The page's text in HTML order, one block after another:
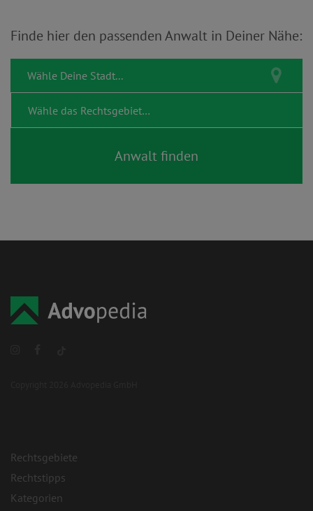
Finde hier den passenden Anwalt in Deiner Nähe:
Rechtsgebiete
Rechtstipps
Kategorien